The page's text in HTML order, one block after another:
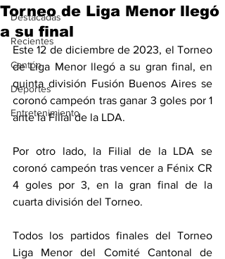
Destacadas
Recientes
Cantón
Deportes
Entretenimiento
Torneo de Liga Menor llegó
a su final
Este 12 de diciembre de 2023, el Torneo
de Liga Menor llegó a su gran final, en
quinta división Fusión Buenos Aires se
coronó campeón tras ganar 3 goles por 1
ante la Filial de la LDA.
Por otro lado, la Filial de la LDA se
coronó campeón tras vencer a Fénix CR
4 goles por 3, en la gran final de la
cuarta división del Torneo.
Todos los partidos finales del Torneo
Liga Menor del Comité Cantonal de